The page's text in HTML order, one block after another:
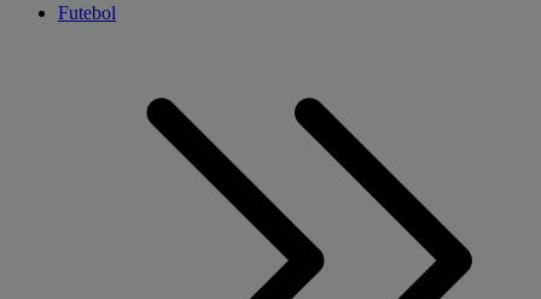
Futebol